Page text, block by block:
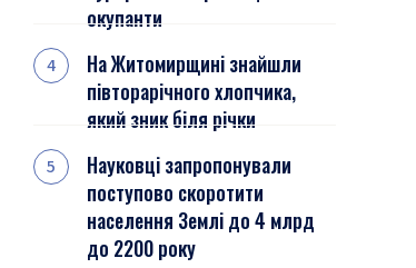
окупанти
На Житомирщині знайшли
півторарічного хлопчика,
який зник біля річки
Науковці запропонували
поступово скоротити
населення Землі до 4 млрд
до 2200 року